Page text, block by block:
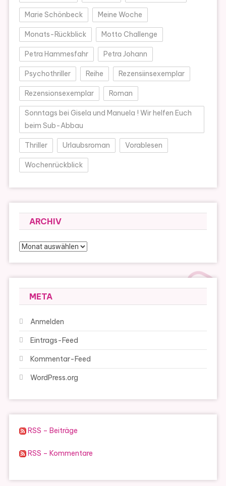
Marie Schönbeck Meine Woche
Monats-Rückblick Motto Challenge
Petra Hammesfahr Petra Johann
Psychothriller Reihe Rezensiinsexemplar
Rezensionsexemplar Roman
Sonntags bei Gisela und Manuela ! Wir helfen Euch
beim Sub-Abbau
Thriller Urlaubsroman Vorablesen
Wochenrückblick
ARCHIV
Archiv
META
Anmelden
Eintrags-Feed
Kommentar-Feed
WordPress.org
RSS – Beiträge
RSS – Kommentare